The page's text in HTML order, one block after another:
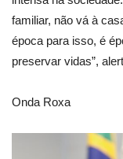
familiar, não vá à
época para isso, é
preservar vidas”,
Onda Roxa